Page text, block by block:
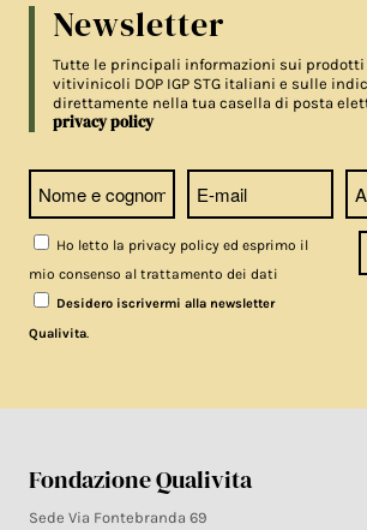
Newsletter
Tutte le principali informazioni sui prodotti
vitivinicoli DOP IGP STG italiani e sulle
direttamente nella tua casella di posta
privacy policy
Ho letto la privacy policy ed esprimo il
mio consenso al trattamento dei dati
Desidero iscrivermi alla newsletter
Qualivita.
Fondazione Qualivita
Sede Via Fontebranda 69